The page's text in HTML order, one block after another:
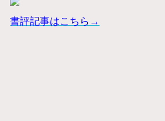
書評記事はこちら→